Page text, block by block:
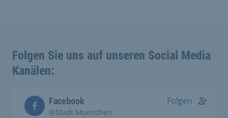
Folgen Sie uns auf unseren Social Media
Kanälen:
Facebook
@Stadt.Muenchen
Folgen